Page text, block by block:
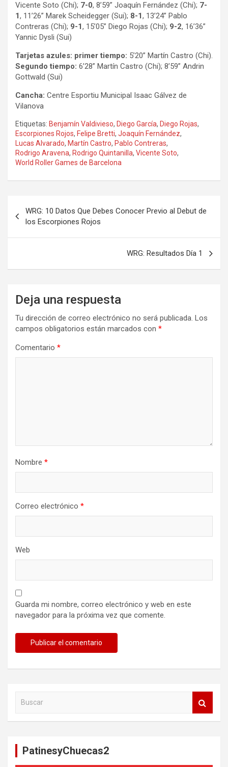
Vicente Soto (Chi); 7-0, 8’59” Joaquín Fernández (Chi); 7-
1, 11’26” Marek Scheidegger (Sui); 8-1, 13’24” Pablo
Contreras (Chi); 9-1, 15’05” Diego Rojas (Chi); 9-2, 16’36”
Yannic Dysli (Sui)
Tarjetas azules: primer tiempo: 5’20” Martín Castro (Chi).
Segundo tiempo: 6’28” Martín Castro (Chi); 8’59” Andrin
Gottwald (Sui)
Cancha: Centre Esportiu Municipal Isaac Gálvez de
Vilanova
Etiquetas: Benjamín Valdivieso, Diego García, Diego Rojas,
Escorpiones Rojos, Felipe Bretti, Joaquín Fernández,
Lucas Alvarado, Martín Castro, Pablo Contreras,
Rodrigo Aravena, Rodrigo Quintanilla, Vicente Soto,
World Roller Games de Barcelona
de
entradas
WRG: 10 Datos Que Debes Conocer Previo al Debut de
los Escorpiones Rojos
WRG: Resultados Día 1
Deja una respuesta
Tu dirección de correo electrónico no será publicada. Los
campos obligatorios están marcados con *
Comentario *
Nombre *
Correo electrónico *
Web
Guarda mi nombre, correo electrónico y web en este
navegador para la próxima vez que comente.
PatinesyChuecas2